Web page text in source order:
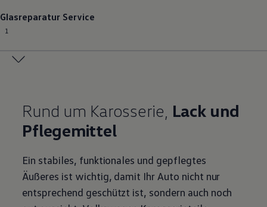
Glasreparatur Service
1
Rund um Karosserie, Lack und
Pflegemittel
Ein stabiles, funktionales und gepflegtes
Äußeres ist wichtig, damit Ihr Auto nicht nur
entsprechend geschützt ist, sondern auch noch